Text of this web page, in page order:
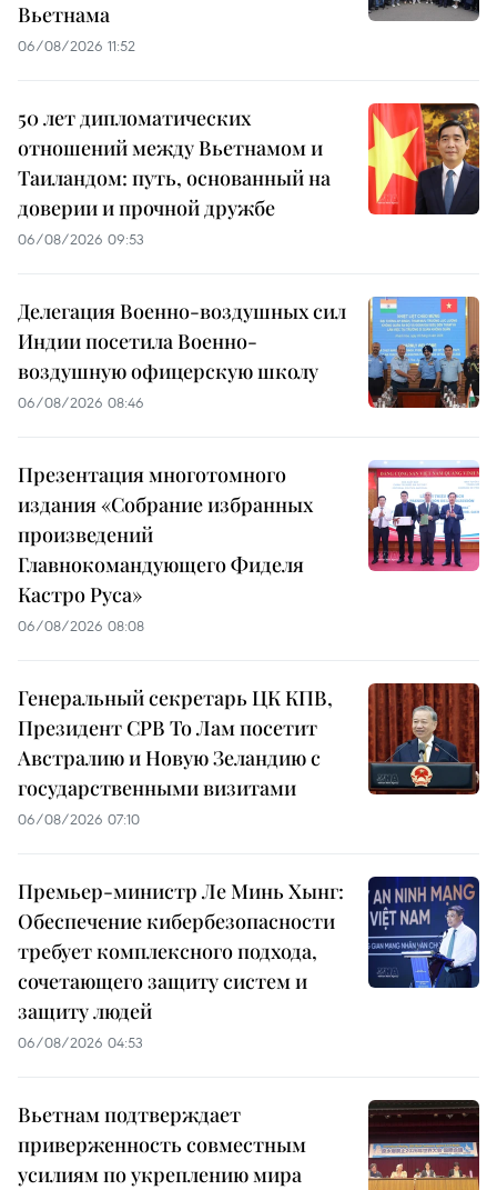
Вьетнама
06/08/2026 11:52
50 лет дипломатических
отношений между Вьетнамом и
Таиландом: путь, основанный на
доверии и прочной дружбе
06/08/2026 09:53
Делегация Военно-воздушных сил
Индии посетила Военно-
воздушную офицерскую школу
06/08/2026 08:46
Презентация многотомного
издания «Собрание избранных
произведений
Главнокомандующего Фиделя
Кастро Руса»
06/08/2026 08:08
Генеральный секретарь ЦК КПВ,
Президент СРВ То Лам посетит
Австралию и Новую Зеландию с
государственными визитами
06/08/2026 07:10
Премьер-министр Ле Минь Хынг:
Обеспечение кибербезопасности
требует комплексного подхода,
сочетающего защиту систем и
защиту людей
06/08/2026 04:53
Вьетнам подтверждает
приверженность совместным
усилиям по укреплению мира